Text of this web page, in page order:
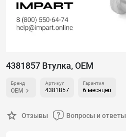
4381857 Втулка, OEM
Бренд
OEM
Артикул
4381857
Гарантия
6 месяцев
Отзывы Вопросы и ответы